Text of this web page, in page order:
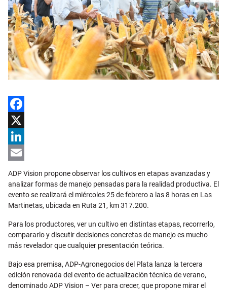
Facebook
X
LinkedIn
ADP Vision propone observar los cultivos en etapas avanzadas y
analizar formas de manejo pensadas para la realidad productiva. El
evento se realizará el miércoles 25 de febrero a las 8 horas en Las
Martinetas, ubicada en Ruta 21, km 317.200.
Para los productores, ver un cultivo en distintas etapas, recorrerlo,
compararlo y discutir decisiones concretas de manejo es mucho
más revelador que cualquier presentación teórica.
Bajo esa premisa, ADP-Agronegocios del Plata lanza la tercera
edición renovada del evento de actualización técnica de verano,
denominado ADP Vision – Ver para crecer, que propone mirar el